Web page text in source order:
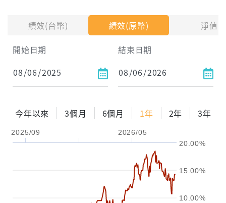
績效(台幣) 績效(原幣)
淨值
開始日期
結束日期
今年以來 3個月 6個月 1年 2年 3年
2025/09 2026/05
10.00%
15.00%
20.00%